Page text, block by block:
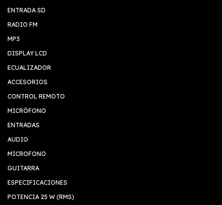
ENTRADA SD
RADIO FM
MP3
DISPLAY LCD
ECUALIZADOR
ACCESORIOS
CONTROL REMOTO
MICRÓFONO
ENTRADAS
AUDIO
MICROFONO
GUITARRA
ESPECIFICACIONES
POTENCIA 25 W (RMS)